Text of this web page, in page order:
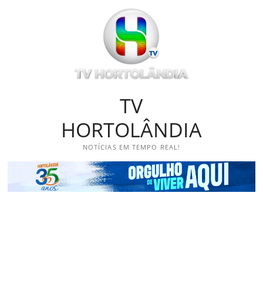
TV
HORTOLÂNDIA
NOTÍCIAS EM TEMPO REAL!